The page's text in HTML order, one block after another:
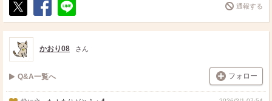
ポ
ス
ト
シ
ェ
送
る
通報する
かおり08 さん
Q&A一覧へ フォロー